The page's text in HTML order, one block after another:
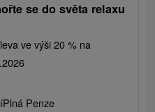
se do světa relaxu
ve výši 20 % na
Plná Penze